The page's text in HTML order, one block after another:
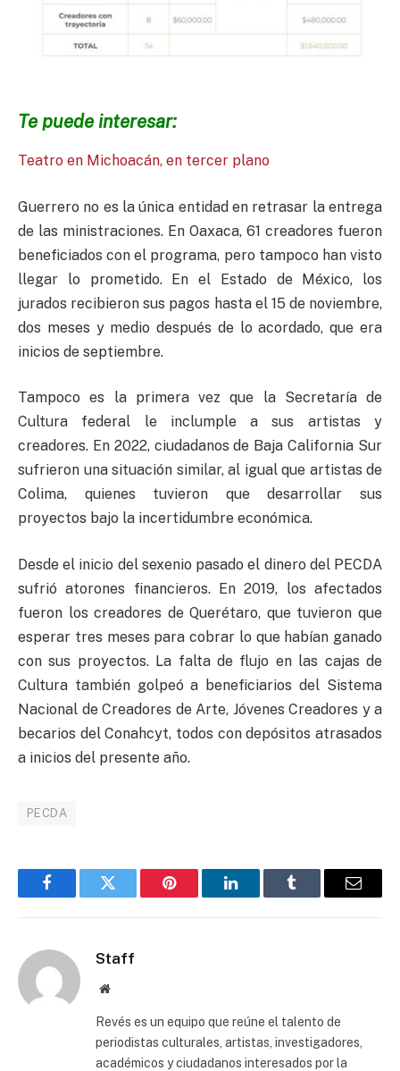
Te puede interesar:
Teatro en Michoacán, en tercer plano
Guerrero no es la única entidad en retrasar la entrega
de las ministraciones. En Oaxaca, 61 creadores fueron
beneficiados con el programa, pero tampoco han visto
llegar lo prometido. En el Estado de México, los
jurados recibieron sus pagos hasta el 15 de noviembre,
dos meses y medio después de lo acordado, que era
inicios de septiembre.
Tampoco es la primera vez que la Secretaría de
Cultura federal le inclumple a sus artistas y
creadores. En 2022, ciudadanos de Baja California Sur
sufrieron una situación similar, al igual que artistas de
Colima, quienes tuvieron que desarrollar sus
proyectos bajo la incertidumbre económica.
Desde el inicio del sexenio pasado el dinero del PECDA
sufrió atorones financieros. En 2019, los afectados
fueron los creadores de Querétaro, que tuvieron que
esperar tres meses para cobrar lo que habían ganado
con sus proyectos. La falta de flujo en las cajas de
Cultura también golpeó a beneficiarios del Sistema
Nacional de Creadores de Arte, Jóvenes Creadores y a
becarios del Conahcyt, todos con depósitos atrasados
a inicios del presente año.
PECDA
FacebookTwitter Pinterest LinkedInTumblr Email
Staff
Website
Revés es un equipo que reúne el talento de
periodistas culturales, artistas, investigadores,
académicos y ciudadanos interesados por la